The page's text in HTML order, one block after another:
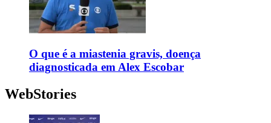
O que é a miastenia gravis, doença
diagnosticada em Alex Escobar
WebStories